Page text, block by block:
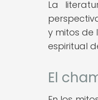
La
y mitos de
espiritual
El